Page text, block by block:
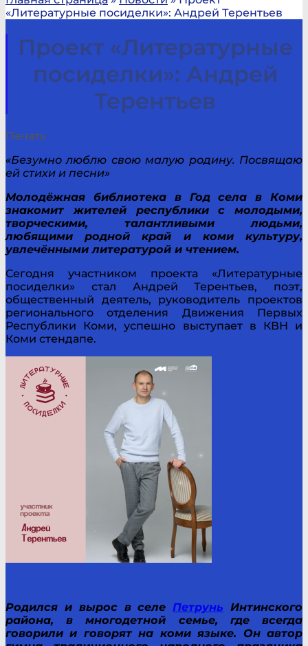
«Литературные посиделки»: Андрей Терентьев
Проект «Литературные
посиделки»: Андрей
Терентьев
Печать
«Безумно люблю свою малую родину. Посвящаю
ей стихи и песни»
Молодёжная библиотека в Год села в Коми
знакомит жителей республики с молодыми,
творческими, талантливыми людьми,
любящими родной край и коми культуру,
увлечёнными литературой и чтением.
Сегодня участником проекта «Литературные
посиделки» стал Андрей Терентьев, поэт,
общественный деятель, руководитель проектов
регионального отделения Движения Первых
Республики Коми, успешно выступает в КВН и
Коми стендапе.
Родился и вырос в селеПетрунь Интинского
района, в многодетной семье, где всегда
говорили и говорят на коми языке. Он автор